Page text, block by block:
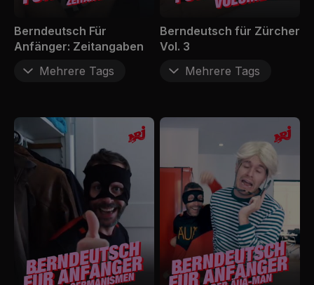
Berndeutsch Für
Anfänger: Zeitangaben
Mehrere Tags
Berndeutsch für Zürcher
Vol. 3
Mehrere Tags